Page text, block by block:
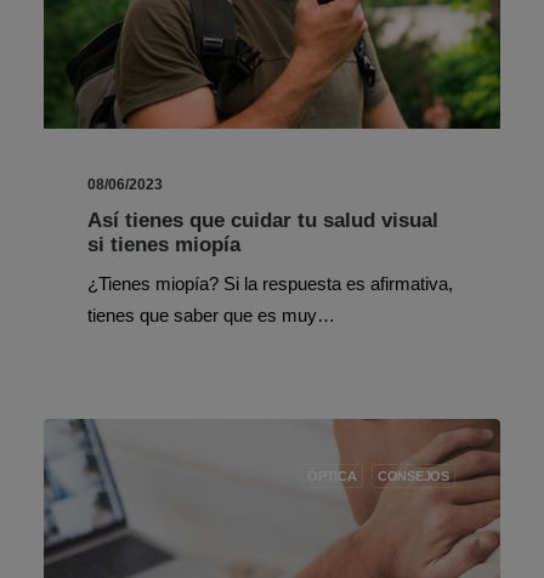
08/06/2023
Así tienes que cuidar tu salud visual
si tienes miopía
¿Tienes miopía? Si la respuesta es afirmativa,
tienes que saber que es muy…
ÓPTICA CONSEJOS